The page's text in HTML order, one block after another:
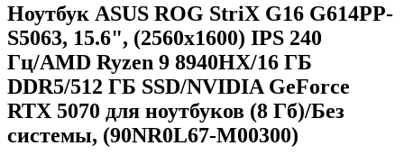
Ноутбук ASUS ROG StriX G16 G614PP-
S5063, 15.6", (2560x1600) IPS 240
Гц/AMD Ryzen 9 8940HX/16 ГБ
DDR5/512 ГБ SSD/NVIDIA GeForce
RTX 5070 для ноутбуков (8 Гб)/Без
системы, (90NR0L67-M00300)